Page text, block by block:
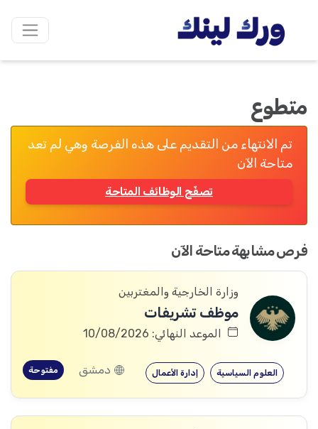
متطوع
تم الانتهاء من التقديم على هذه الفرصة وهي لم تعد
متاحة الآن
تصفّح الوظائف المتاحة
فرص مشابهة متاحة الآن
وزارة الخارجية والمغتربين
موظف تشريفات
الموعد النهائي: 10/08/2026
إدارة الأعمال العلوم السياسية دمشق مفتوحة